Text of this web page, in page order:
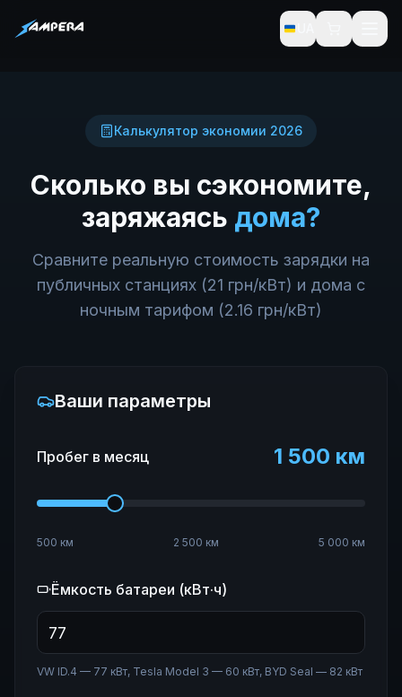
Калькулятор экономии 2026
Сколько вы сэкономите,
заряжаясь дома?
Сравните реальную стоимость зарядки на
публичных станциях (21 грн/кВт) и дома с
ночным тарифом (2.16 грн/кВт)
Ваши параметры
Пробег в месяц 1 500 км
500 км 2 500 км 5 000 км
Ёмкость батареи (кВт·ч)
VW ID.4 — 77 кВт, Tesla Model 3 — 60 кВт, BYD Seal — 82 кВт